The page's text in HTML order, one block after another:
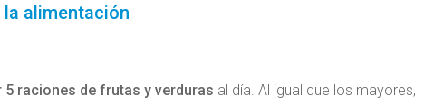
alimentación
5 raciones de frutas y verduras al día. Al igual que los mayores,